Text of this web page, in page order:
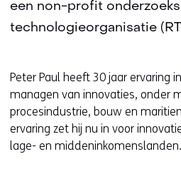
een non-profit
technologieorganisatie
Peter Paul heeft 30 jaar ervaring
managen van innovaties, onder
procesindustrie, bouw en
ervaring zet hij nu in voor
lage- en middeninkomenslanden.